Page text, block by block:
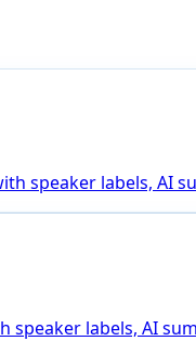
speaker labels, AI
labels, AI